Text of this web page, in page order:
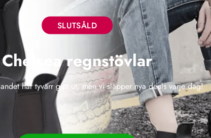
SLUTSÅLD
Chelsea regnstövlar
har tyvärr gått ut, men vi släpper nya deals varje dag!